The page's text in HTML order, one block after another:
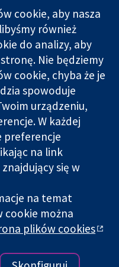
Kontakt
Nowości
Biuro
prasowe
O nas
Praca
Cochrane
Library
charytatywna (nr
(nr
Numer rejestracyjny
|Informacje
cookies|Ustawienia
cookie, aby nasza
również
do analizy, aby
Nie będziemy
cookie, chyba że je
spowoduje
urządzeniu,
W każdej
preferencje
na link
się w
na temat
cookie można
plików cookies